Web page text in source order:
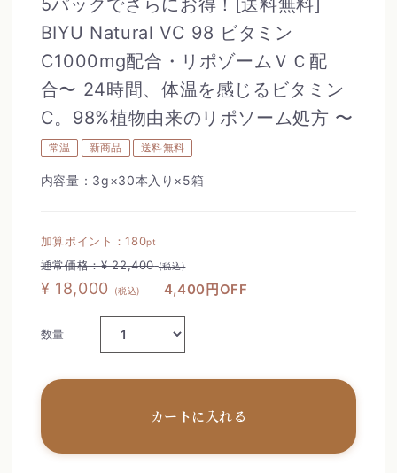
5パックでさらにお得！[送料無料]
BIYU Natural VC 98 ビタミン
C1000mg配合・リポゾームＶＣ配
合〜 24時間、体温を感じるビタミン
C。98%植物由来のリポソーム処方 〜
常温 新商品 送料無料
内容量：3g×30本入り×5箱
加算ポイント：180pt
通常価格：¥ 22,400 (税込)
¥ 18,000 (税込) 4,400円OFF
数量
カートに入れる